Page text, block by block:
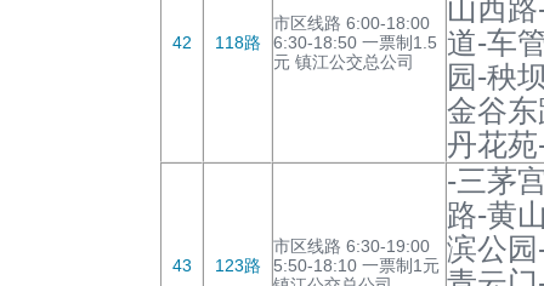
42 118路
市区线路 6:00-18:00
6:30-18:50 一票制1.5
元 镇江公交总公司
山西
道-车
园-秧
金谷
丹花苑
43 123路
市区线路 6:30-19:00
5:50-18:10 一票制1元
-三茅
路-黄
滨公